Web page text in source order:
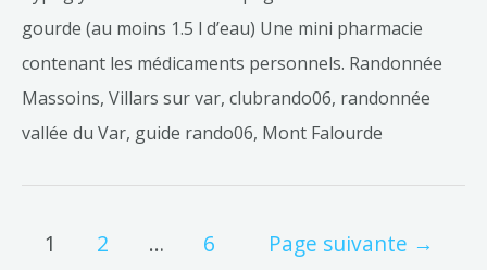
gourde (au moins 1.5 l d’eau) Une mini pharmacie
contenant les médicaments personnels. Randonnée
Massoins, Villars sur var, clubrando06, randonnée
vallée du Var, guide rando06, Mont Falourde
1 2 … 6 Page suivante →